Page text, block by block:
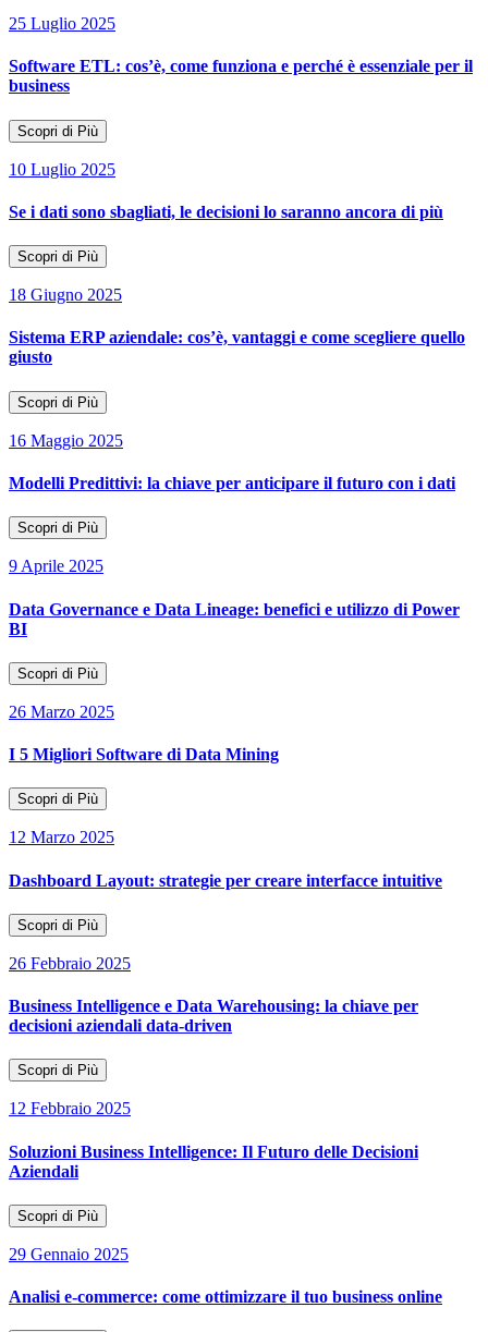
25 Luglio 2025
Software ETL: cos’è, come funziona e perché è essenziale per il
business
Scopri di Più
10 Luglio 2025
Se i dati sono sbagliati, le decisioni lo saranno ancora di più
Scopri di Più
18 Giugno 2025
Sistema ERP aziendale: cos’è, vantaggi e come scegliere quello
giusto
Scopri di Più
16 Maggio 2025
Modelli Predittivi: la chiave per anticipare il futuro con i dati
Scopri di Più
9 Aprile 2025
Data Governance e Data Lineage: benefici e utilizzo di Power
BI
Scopri di Più
26 Marzo 2025
I 5 Migliori Software di Data Mining
Scopri di Più
12 Marzo 2025
Dashboard Layout: strategie per creare interfacce intuitive
Scopri di Più
26 Febbraio 2025
Business Intelligence e Data Warehousing: la chiave per
decisioni aziendali data-driven
Scopri di Più
12 Febbraio 2025
Soluzioni Business Intelligence: Il Futuro delle Decisioni
Aziendali
Scopri di Più
29 Gennaio 2025
Analisi e-commerce: come ottimizzare il tuo business online